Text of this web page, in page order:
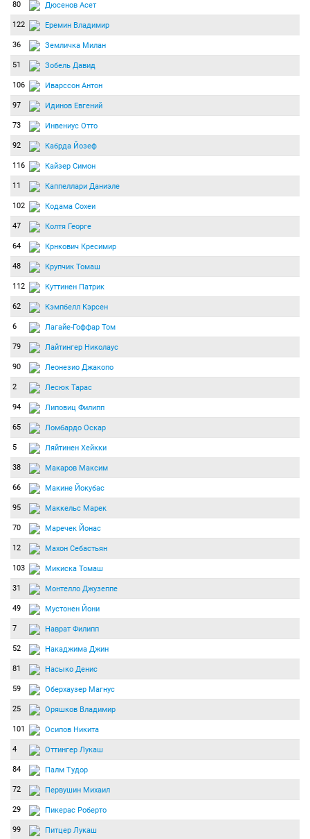
80 Дюсенов Асет
122 Еремин Владимир
36 Земличка Милан
51 Зобель Давид
106 Иварссон Антон
97 Идинов Евгений
73 Инвениус Отто
92 Кабрда Йозеф
116 Кайзер Симон
11 Каппеллари Даниэле
102 Кодама Сохеи
47 Колтя Георге
64 Крнкович Кресимир
48 Крупчик Томаш
112 Куттинен Патрик
62 Кэмпбелл Кэрсен
6 Лагайе-Гоффар Том
79 Лайтингер Николаус
90 Леонезио Джакопо
2 Лесюк Тарас
94 Липовиц Филипп
65 Ломбардо Оскар
5 Ляйтинен Хейкки
38 Макаров Максим
66 Макине Йокубас
95 Маккельс Марек
70 Маречек Йонас
12 Махон Себастьян
103 Микиска Томаш
31 Монтелло Джузеппе
49 Мустонен Йони
7 Наврат Филипп
52 Накаджима Джин
81 Насыко Денис
59 Оберхаузер Магнус
25 Оряшков Владимир
101 Осипов Никита
4 Оттингер Лукаш
84 Палм Тудор
72 Первушин Михаил
29 Пикерас Роберто
99 Питцер Лукаш